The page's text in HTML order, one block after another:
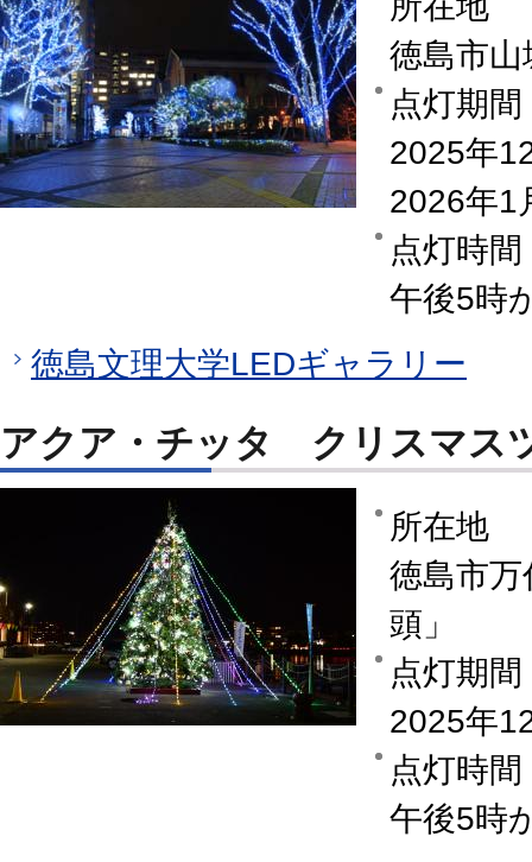
徳島市
点灯期間
2025年
2026年1
点灯時間
午後5時
徳島文理大学LEDギャラリー
アクア・チッタ クリスマス
所在地
徳島市
頭」
点灯期間
2025年
点灯時間
午後5時